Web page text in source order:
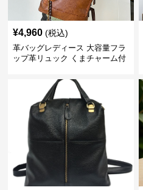
¥4,960 (税込)
革バッグレディース 大容量フラ
ップ革リュック くまチャーム付